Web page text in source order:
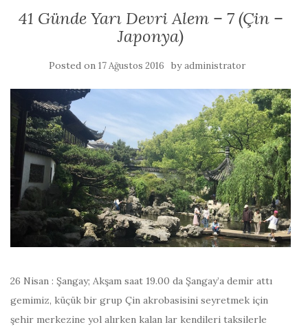
41 Günde Yarı Devri Alem – 7 (Çin –
Japonya)
Posted on 17 Ağustos 2016 byadministrator
26 Nisan : Şangay; Akşam saat 19.00 da Şangay’a demir attı
gemimiz, küçük bir grup Çin akrobasisini seyretmek için
şehir merkezine yol alırken kalan lar kendileri taksilerle